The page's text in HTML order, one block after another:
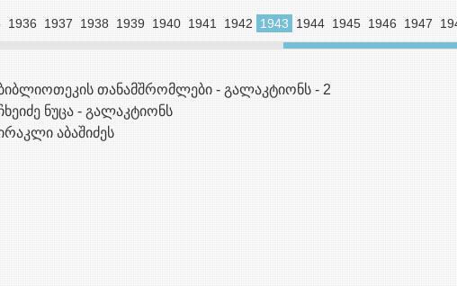
1936 1937 1938 1939 1940 1941 1942 1943 1944 1945 1946 1947
თანამშრომლები - გალაკტიონს - 2
ჩხეიძე ნუცა - გალაკტიონს
აბაშიძეს